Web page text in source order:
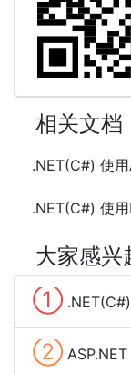
相关文档
.NET(C#) 使
.NET(C#) 使
大家感兴
① .NET(C#)
② ASP.NET